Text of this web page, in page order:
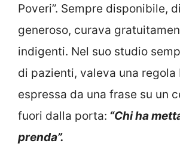
Poveri”. Sempre disponibile,
generoso, curava
indigenti. Nel suo studio
di pazienti, valeva una regola
espressa da una frase su un
fuori dalla porta: “Chi ha
prenda”.